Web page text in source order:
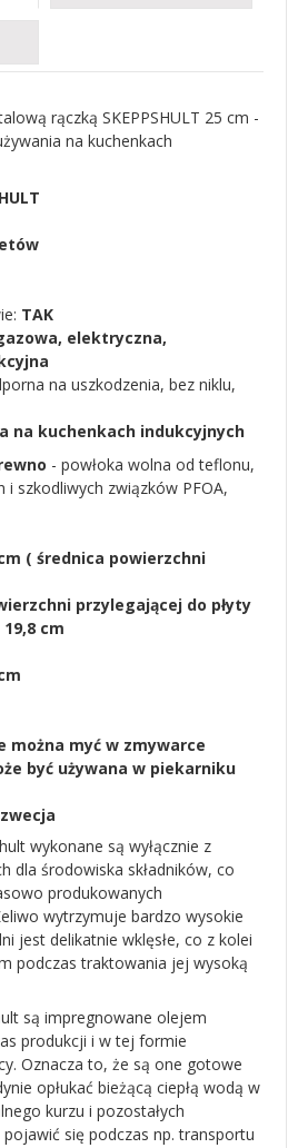
rączką SKEPPSHULT 25 cm -
na kuchenkach
TAK
elektryczna,
na uszkodzenia, bez niklu,
na kuchenkach indukcyjnych
- powłoka wolna od teflonu,
i szkodliwych związków PFOA,
( średnica powierzchni
przylegającej do płyty
cm
można myć w zmywarce
być używana w piekarniku
wykonane są wyłącznie z
dla środowiska składników, co
produkowanych
wytrzymuje bardzo wysokie
jest delikatnie wklęsłe, co z kolei
podczas traktowania jej wysoką
są impregnowane olejem
produkcji i w tej formie
Oznacza to, że są one gotowe
opłukać bieżącą ciepłą wodą w
kurzu i pozostałych
się podczas np. transportu